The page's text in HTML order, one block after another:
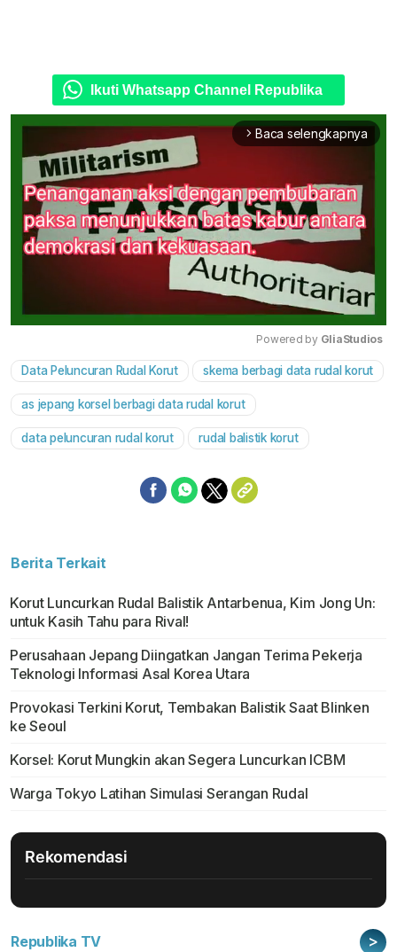
Ikuti Whatsapp Channel Republika
arrow_forward_ios Baca selengkapnya
Mute
Powered by GliaStudios
Data Peluncuran Rudal Korut skema berbagi data rudal korut
as jepang korsel berbagi data rudal korut
data peluncuran rudal korut rudal balistik korut
Berita Terkait
Korut Luncurkan Rudal Balistik Antarbenua, Kim Jong Un:
untuk Kasih Tahu para Rival!
Perusahaan Jepang Diingatkan Jangan Terima Pekerja
Teknologi Informasi Asal Korea Utara
Provokasi Terkini Korut, Tembakan Balistik Saat Blinken
ke Seoul
Korsel: Korut Mungkin akan Segera Luncurkan ICBM
Warga Tokyo Latihan Simulasi Serangan Rudal
Rekomendasi
Republika TV >